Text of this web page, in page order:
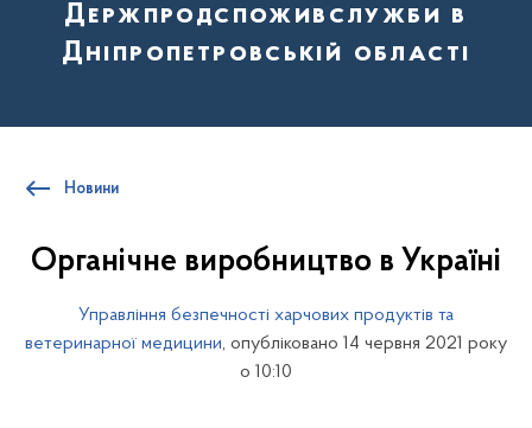
Держпродспоживслужби в
Дніпропетровській області
Новини
Органічне виробництво в Україні
Управління безпечності харчових продуктів та
ветеринарної медицини, опубліковано 14 червня 2021 року
о 10:10